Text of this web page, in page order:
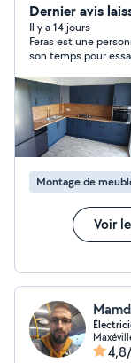
bricolage à votre
rigueur,
de sécurité,
expertise
montage de
aménagement
plomberie et
bannes,
installations.
garantis un
serai votre
projets. Feras
Dernier avis
Il y a 14 jours
Feras est une
son temps pour
hésitation
Montage de
Voir